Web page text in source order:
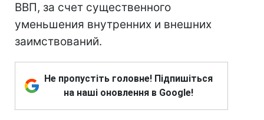
ВВП, за счет существенного
уменьшения внутренних и внешних
заимствований.
Не пропустіть головне! Підпишіться
на наші оновлення в Google!